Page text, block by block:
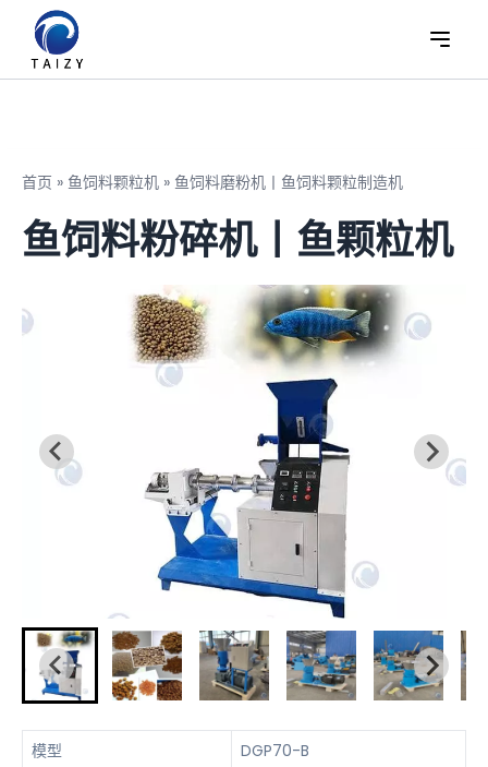
首页 » 鱼饲料颗粒机 » 鱼饲料磨粉机丨鱼饲料颗粒制造机
鱼饲料粉碎机丨鱼颗粒机
模型
DGP70-B